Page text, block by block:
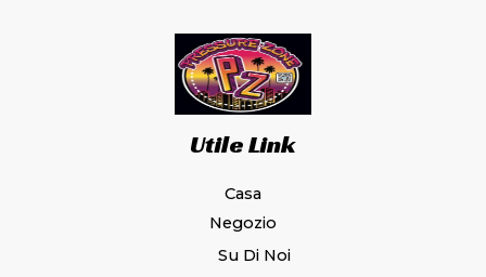
Utile Link
Casa
Negozio
Su Di Noi